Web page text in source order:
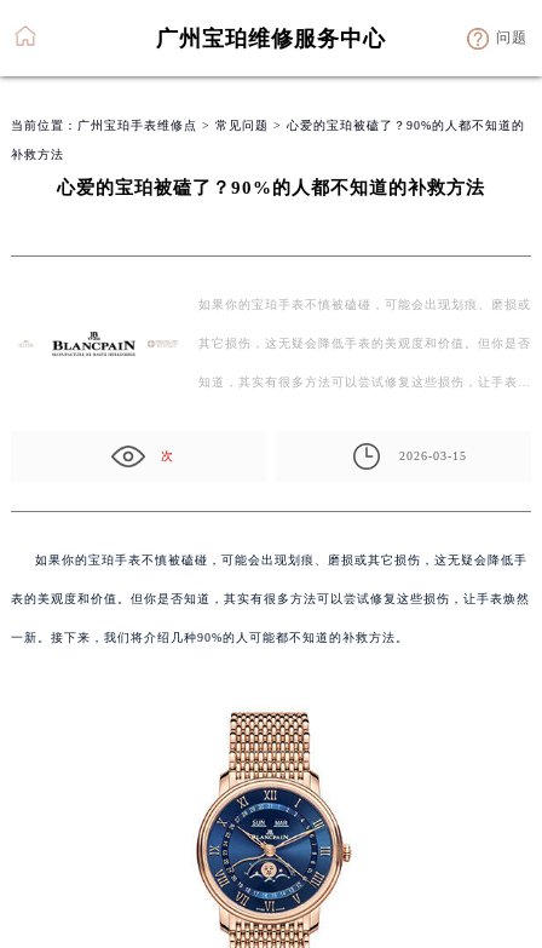
广州宝珀维修服务中心 问题
当前位置： 广州宝珀手表维修点 > 常见问题 > 心爱的宝珀被磕了？90%的人都不知道的
补救方法
心爱的宝珀被磕了？90%的人都不知道的补救方法
如果你的宝珀手表不慎被磕碰，可能会出现划痕、磨损或
其它损伤，这无疑会降低手表的美观度和价值。但你是否
知道，其实有很多方法可以尝试修复这些损伤，让手表
次 2026-03-15
如果你的宝珀手表不慎被磕碰，可能会出现划痕、磨损或其它损伤，这无疑会降低手
表的美观度和价值。但你是否知道，其实有很多方法可以尝试修复这些损伤，让手表焕然
一新。接下来，我们将介绍几种90%的人可能都不知道的补救方法。